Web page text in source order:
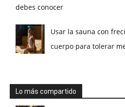
debes conocer
Usar la sauna con
cuerpo para tolerar
Lo más compartido